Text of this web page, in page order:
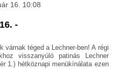
16. 10:08
-
várnak téged a Lechner-ben! A régi
visszanyúló patinás Lechner
1.) hétköznapi menükínálata ezen